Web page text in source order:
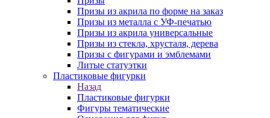
Призы из акрила по форме на заказ
Призы из металла с УФ-печатью
Призы из акрила универсальные
Призы из стекла, хрусталя, дерева
Призы с фигурами и эмблемами
Литые статуэтки
Пластиковые фигурки
Назад
Пластиковые фигурки
Фигуры тематические